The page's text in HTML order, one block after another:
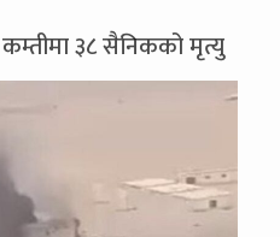
३८ सैनिकको मृत्यु